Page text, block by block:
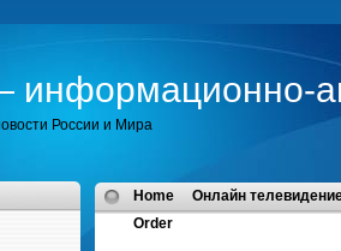
информационно-
России и Мира
Home
Онлайн
Order